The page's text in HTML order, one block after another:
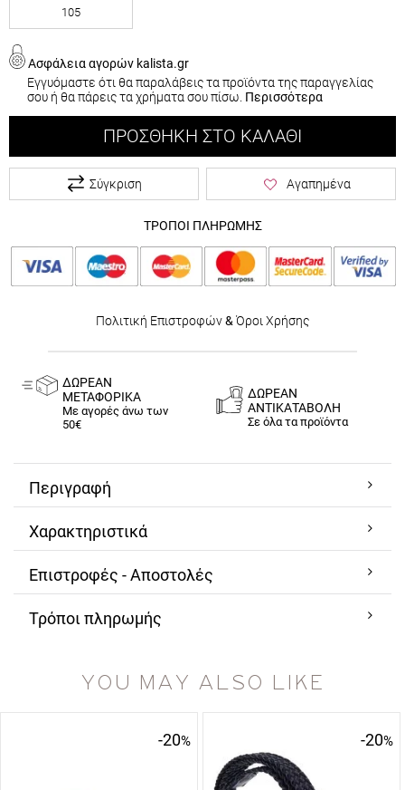
105
Ασφάλεια αγορών kalista.gr
Εγγυόμαστε ότι θα παραλάβεις τα προϊόντα της παραγγελίας
σου ή θα πάρεις τα χρήματα σου πίσω. Περισσότερα
ΠΡΟΣΘΉΚΗ ΣΤΟ ΚΑΛΆΘΙ
Σύγκριση Αγαπημένα
ΤΡΟΠΟΙ ΠΛΗΡΩΜΗΣ
Πολιτική Επιστροφών& Όροι Χρήσης
ΔΩΡΕΑΝ
ΜΕΤΑΦΟΡΙΚΑ
Με αγορές άνω των
50€
ΔΩΡΕΑΝ
ΑΝΤΙΚΑΤΑΒΟΛΗ
Σε όλα τα προϊόντα
Περιγραφή
Χαρακτηριστικά
Επιστροφές - Αποστολές
Τρόποι πληρωμής
YOU MAY ALSO LIKE
-20% -20%